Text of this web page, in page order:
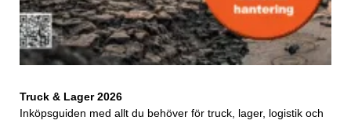
Truck & Lager 2026
Inköpsguiden med allt du behöver för truck, lager, logistik och